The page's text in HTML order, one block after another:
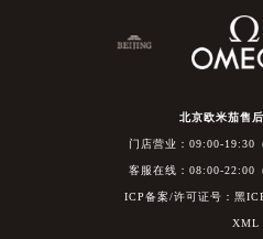
北京欧米茄售
门店营业：09:00-19:30
客服在线：08:00-22:00
ICP备案/许可证号：黑
XML